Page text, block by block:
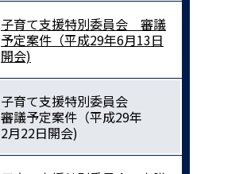
子育て支援特別委員会 審議
予定案件（平成29年6月13日
開会)
子育て支援特別委員会
審議予定案件（平成29年
2月22日開会)